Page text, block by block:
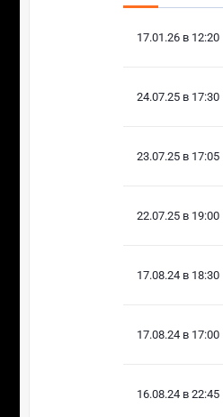
17.01.26 в 12:20
24.07.25 в 17:30
23.07.25 в 17:05
22.07.25 в 19:00
17.08.24 в 18:30
17.08.24 в 17:00
16.08.24 в 22:45